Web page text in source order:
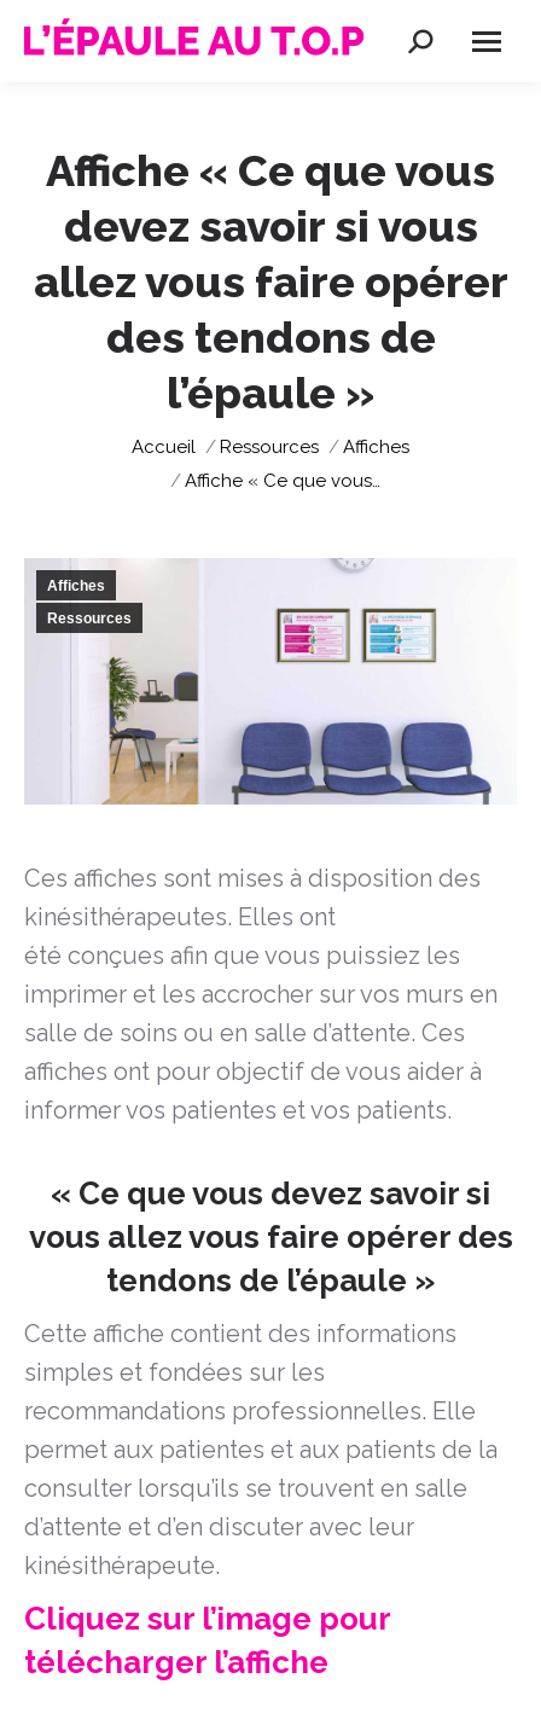
Recherche
Affiche « Ce que vous
devez savoir si vous
allez vous faire opérer
des tendons de
l’épaule »
Vous êtes ici :
Accueil Ressources
Affiches
Affiche « Ce que vous…
Affiches
Ressources
Ces affiches sont mises à disposition des
kinésithérapeutes. Elles ont
été conçues afin que vous puissiez les
imprimer et les accrocher sur vos murs en
salle de soins ou en salle d’attente. Ces
affiches ont pour objectif de vous aider à
informer vos patientes et vos patients.
« Ce que vous devez savoir si
vous allez vous faire opérer des
tendons de l’épaule »
Cette affiche contient des informations
simples et fondées sur les
recommandations professionnelles. Elle
permet aux patientes et aux patients de la
consulter lorsqu’ils se trouvent en salle
d’attente et d’en discuter avec leur
kinésithérapeute.
Cliquez sur l’image pour
télécharger l’affiche